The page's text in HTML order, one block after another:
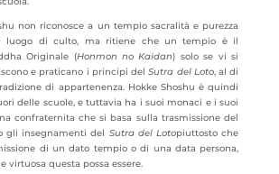
non riconosce a un tempio sacralità e purezza
luogo di culto, ma ritiene che un tempio è il
Originale (Honmon no Kaidan) solo se vi si
e praticano i principi delSutra del Loto, al di
di appartenenza. Hokke Shoshu è quindi
delle scuole, e tuttavia ha i suoi monaci e i suoi
confraternita che si basa sulla trasmissione del
gli insegnamenti del Sutra del Lotopiuttosto che
di un dato tempio o di una data persona,
virtuosa questa possa essere.